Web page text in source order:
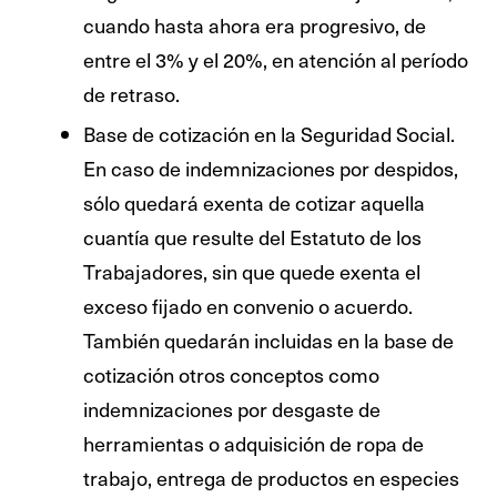
cuando hasta ahora era progresivo, de
entre el 3% y el 20%, en atención al período
de retraso.
Base de cotización en la Seguridad Social.
En caso de indemnizaciones por despidos,
sólo quedará exenta de cotizar aquella
cuantía que resulte del Estatuto de los
Trabajadores, sin que quede exenta el
exceso fijado en convenio o acuerdo.
También quedarán incluidas en la base de
cotización otros conceptos como
indemnizaciones por desgaste de
herramientas o adquisición de ropa de
trabajo, entrega de productos en especies